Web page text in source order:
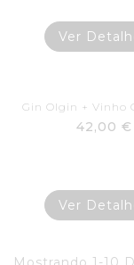
Ver
Gin Olgin + Vinho
42,00 €
Ver